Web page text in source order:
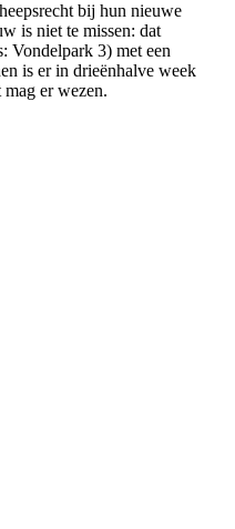
bij hun nieuwe
is niet te missen: dat
Vondelpark 3) met een
is er in drieënhalve week
er wezen.